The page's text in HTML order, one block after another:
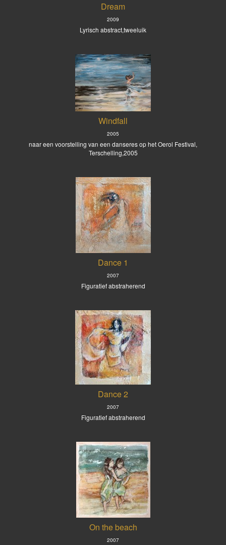
Dream
2009
Lyrisch abstract,tweeluik
Windfall
2005
naar een voorstelling van een danseres op het Oerol Festival,
Terschelling,2005
Dance 1
2007
Figuratief abstraherend
Dance 2
2007
Figuratief abstraherend
On the beach
2007